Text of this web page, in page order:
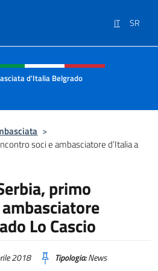
IT SR
social e menù
d'Italia Belgrado
>
soci e ambasciatore d’Italia a
primo
Lo Cascio
2018 Tipologia:News